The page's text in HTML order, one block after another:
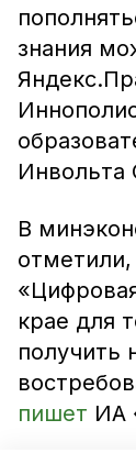
знания
Инвольта
В
крае для
получить
пишет ИА